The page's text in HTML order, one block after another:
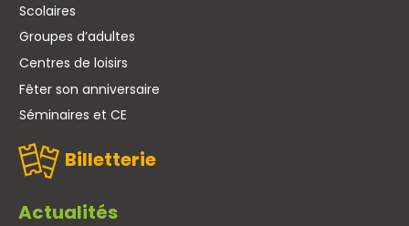
Scolaires
Groupes d’adultes
Centres de loisirs
Fêter son anniversaire
Séminaires et CE
Billetterie
Actualités